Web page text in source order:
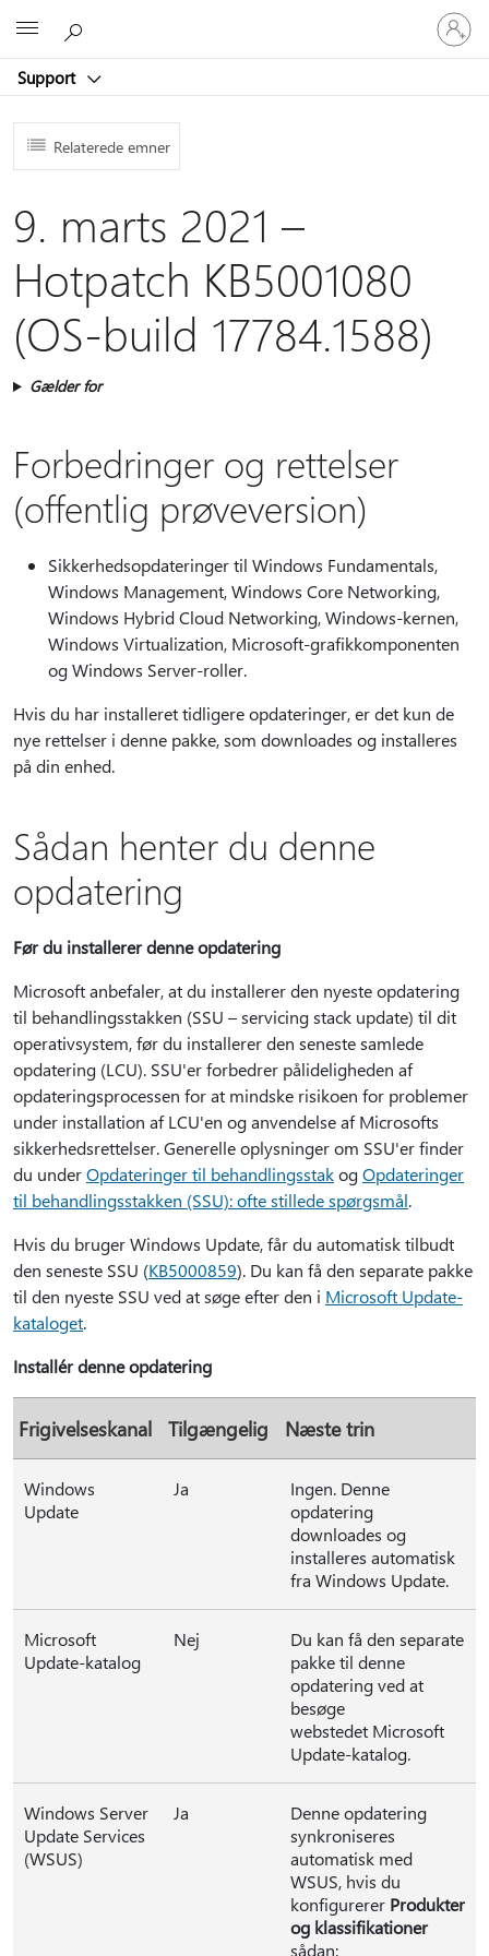
Support
Log
på
din
Relaterede emner
9. marts 2021 –
Hotpatch KB5001080
(OS-build 17784.1588)
Gælder for
Forbedringer og rettelser
(offentlig prøveversion)
Sikkerhedsopdateringer til Windows Fundamentals,
Windows Management, Windows Core Networking,
Windows Hybrid Cloud Networking, Windows-kernen,
Windows Virtualization, Microsoft-grafikkomponenten
og Windows Server-roller.
Hvis du har installeret tidligere opdateringer, er det kun de
nye rettelser i denne pakke, som downloades og installeres
på din enhed.
Sådan henter du denne
opdatering
Før du installerer denne opdatering
Microsoft anbefaler, at du installerer den nyeste opdatering
til behandlingsstakken (SSU – servicing stack update) til dit
operativsystem, før du installerer den seneste samlede
opdatering (LCU). SSU'er forbedrer pålideligheden af
opdateringsprocessen for at mindske risikoen for problemer
under installation af LCU'en og anvendelse af Microsofts
sikkerhedsrettelser. Generelle oplysninger om SSU'er finder
du underOpdateringer til behandlingsstakogOpdateringer
til behandlingsstakken (SSU): ofte stillede spørgsmål.
Hvis du bruger Windows Update, får du automatisk tilbudt
den seneste SSU (KB5000859). Du kan få den separate pakke
til den nyeste SSU ved at søge efter den i Microsoft Update-
kataloget.
Installér denne opdatering
Frigivelseskanal Tilgængelig Næste trin
Windows
Update
Ja
Ingen. Denne
opdatering
downloades og
installeres automatisk
fra Windows Update.
Microsoft
Update-katalog
Nej
Du kan få den separate
pakke til denne
opdatering ved at
besøge
webstedet Microsoft
Update-katalog.
Windows Server
Update Services
(WSUS)
Ja
Denne opdatering
synkroniseres
automatisk med
WSUS, hvis du
konfigurerer Produkter
og klassifikationer
sådan: